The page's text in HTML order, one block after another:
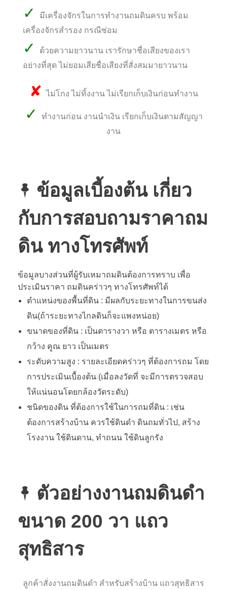
✓
มีเครื่องจักรในการทำงานถมดินครบ พร้อม
เครื่องจักรสำรอง กรณีซ่อม
✓
ด้วยความยาวนาน เรารักษาชื่อเสียงของเรา
อย่างที่สุด ไม่ยอมเสียชื่อเสียงที่สั่งสมมายาวนาน
✘ไม่โกง ไม่ทิ้งงาน ไม่เรียกเก็บเงินก่อนทำงาน
✓
ทำงานก่อน งานนำเงิน เรียกเก็บเงินตามสัญญา
งาน
ข้อมูลเบี้องต้น เกี่ยว
กับการสอบถามราคาถม
ดิน ทางโทรศัพท์
ข้อมูลบางส่วนที่ผู้รับเหมาถมดินต้องการทราบ เพื่อ
ประเมินราคา ถมดินคร่าวๆ ทางโทรศัพท์ได้
ตำแหน่งของพื้นที่ดิน : มีผลกับระยะทางในการขนส่ง
ดิน(ถ้าระยะทางไกลดินก็จะแพงหน่อย)
ขนาดของที่ดิน : เป็นตารางวา หรือ ตารางเมตร หรือ
กว้าง คูณ ยาว เป็นเมตร
ระดับความสูง : รายละเอียดคร่าวๆ ที่ต้องการถม โดย
การประเมินเบื้องต้น (เมื่อลงวัดที่ จะมีการตรวจสอบ
ให้แน่นอนโดยกล้องวัดระดับ)
ชนิดของดิน ที่ต้องการใช้ในการถมที่ดิน : เช่น
ต้องการสร้างบ้าน ควรใช้ดินดำ ดินถมทั่วไป, สร้าง
โรงงาน ใช้ดินดาน, ทำถนน ใช้ดินลูกรัง
ตัวอย่างงานถมดินดำ
ขนาด 200 วา แถว
สุทธิสาร
ลูกค้าสั่งงานถมดินดำ สำหรับสร้างบ้าน แถวสุทธิสาร